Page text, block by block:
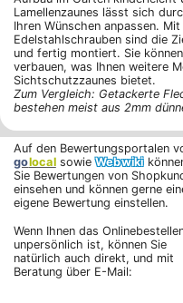
Lamellenzaunes lässt sich
Ihren Wünschen anpassen.
Edelstahlschrauben sind die
und fertig montiert. Sie
verbauen, was Ihnen weitere
Sichtschutzzaunes bietet.
Zum Vergleich: Getackerte
bestehen meist aus 2mm
Auf den Bewertungsportalen
golocalsowieWebwiki
Sie Bewertungen von
einsehen und können gerne
eigene Bewertung einstellen.
Wenn Ihnen das
unpersönlich ist, können Sie
natürlich auch direkt, und mit
Beratung über E-Mail: